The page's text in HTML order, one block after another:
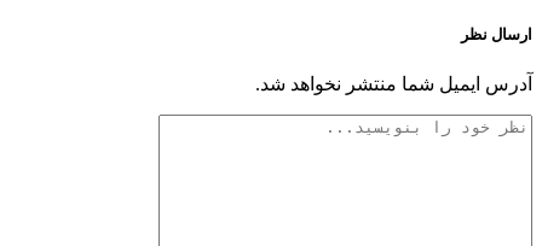
ارسال نظر
آدرس ایمیل شما منتشر نخواهد شد.